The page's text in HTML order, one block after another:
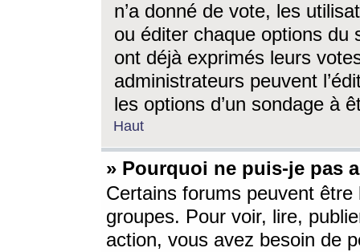
n’a donné de vote, les
ou éditer chaque options du
ont déjà exprimés leurs
administrateurs peuvent
les options d’un sondage à
Haut
» Pourquoi ne puis-je pas
Certains forums peuvent être
groupes. Pour voir, lire,
action, vous avez besoin de